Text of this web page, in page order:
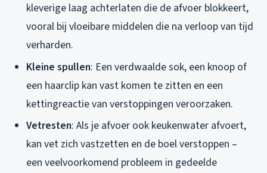
kleverige laag achterlaten die de afvoer blokkeert,
vooral bij vloeibare middelen die na verloop van tijd
verharden.
Kleine spullen: Een verdwaalde sok, een knoop of
een haarclip kan vast komen te zitten en een
kettingreactie van verstoppingen veroorzaken.
Vetresten: Als je afvoer ook keukenwater afvoert,
kan vet zich vastzetten en de boel verstoppen –
een veelvoorkomend probleem in gedeelde